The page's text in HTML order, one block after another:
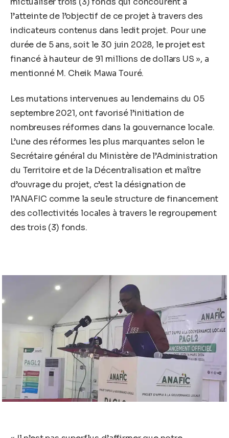
l’atteinte de l’objectif de ce projet à travers des
indicateurs contenus dans ledit projet. Pour une
durée de 5 ans, soit le 30 juin 2028, le projet est
financé à hauteur de 91 millions de dollars US », a
mentionné M. Cheik Mawa Touré.
Les mutations intervenues au lendemains du 05
septembre 2021, ont favorisé l’initiation de
nombreuses réformes dans la gouvernance locale.
L’une des réformes les plus marquantes selon le
Secrétaire général du Ministère de l’Administration
du Territoire et de la Décentralisation et maître
d’ouvrage du projet, c’est la désignation de
l’ANAFIC comme la seule structure de financement
des collectivités locales à travers le regroupement
des trois (3) fonds.